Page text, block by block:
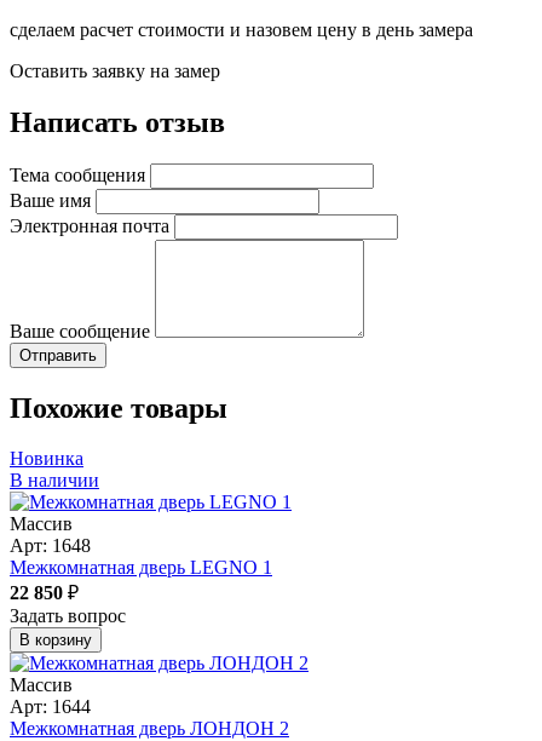
сделаем расчет стоимости и назовем цену в день замера
Оставить заявку на замер
Написать отзыв
Тема сообщения
Ваше имя
Электронная почта
Ваше сообщение
Похожие товары
Новинка
В наличии
Массив
Арт: 1648
Межкомнатная дверь LEGNO 1
22 850 ₽
Задать вопрос
В корзину
Массив
Арт: 1644
Межкомнатная дверь ЛОНДОН 2